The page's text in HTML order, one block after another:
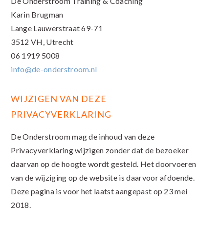
Karin Brugman
Lange Lauwerstraat 69-71
3512 VH, Utrecht
06 1919 5008
info@de-onderstroom.nl
WIJZIGEN VAN DEZE
PRIVACYVERKLARING
De Onderstroom mag de inhoud van deze
Privacyverklaring wijzigen zonder dat de bezoeker
daarvan op de hoogte wordt gesteld. Het doorvoeren
van de wijziging op de website is daarvoor afdoende.
Deze pagina is voor het laatst aangepast op 23 mei
2018.